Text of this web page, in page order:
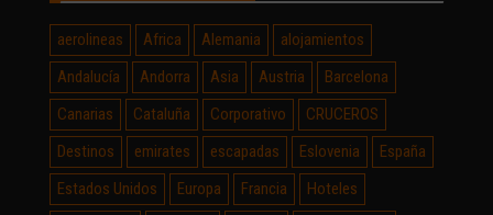
aerolineas Africa Alemania
alojamientos
Andalucía
Andorra Asia Austria
Barcelona
Canarias
Cataluña Corporativo
CRUCEROS
Destinos
emirates escapadas Eslovenia
España
Estados Unidos
Europa Francia
Hoteles